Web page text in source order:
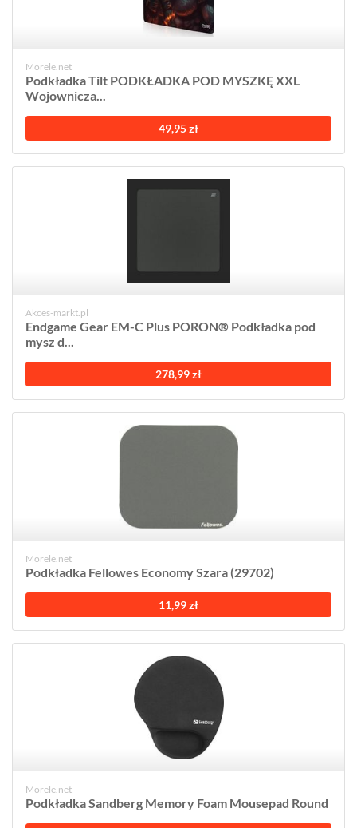
Morele.net
Podkładka Tilt PODKŁADKA POD MYSZKĘ XXL
Wojownicza...
49,95 zł
Akces-markt.pl
Endgame Gear EM-C Plus PORON® Podkładka pod
mysz d...
278,99 zł
Morele.net
Podkładka Fellowes Economy Szara (29702)
11,99 zł
Morele.net
Podkładka Sandberg Memory Foam Mousepad Round